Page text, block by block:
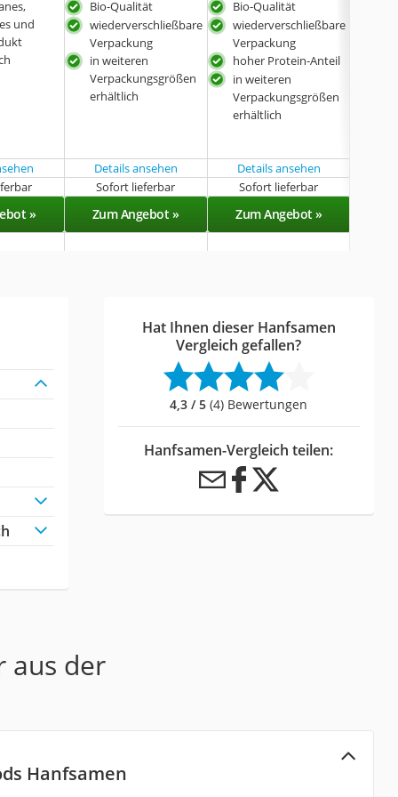
und
Bio-Qualität
wiederverschließbare
Verpackung
in weiteren
Verpackungsgrößen
erhältlich
Bio-Qualität
wiederverschließbare
Verpackung
hoher Protein-Anteil
in weiteren
Verpackungsgrößen
erhältlich
Details ansehen Details ansehen
Sofort lieferbar Sofort lieferbar
» Zum Angebot » Zum Angebot »
Hat Ihnen dieser Hanfsamen
Vergleich gefallen?
4,3 / 5 (4) Bewertungen
Hanfsamen-Vergleich teilen:
aus der
Hanfsamen